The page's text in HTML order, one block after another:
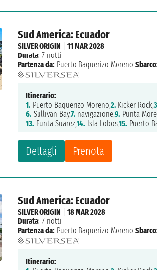
Sud America: Ecuador
Dettagli Prenota
SILVER ORIGIN |11 MAR 2028
Durata: 7 notti
Partenza da: Puerto Baquerizo Moreno Sbarco:
Itinerario:
1. Puerto Baquerizo Moreno,2. Kicker Rock,
6. Sullivan Bay,7. navigazione,9. Punta
13. Punta Suarez,14. Isla Lobos,15. Puerto
Sud America: Ecuador
SILVER ORIGIN |18 MAR 2028
Durata: 7 notti
Partenza da: Puerto Baquerizo Moreno Sbarco:
Itinerario: